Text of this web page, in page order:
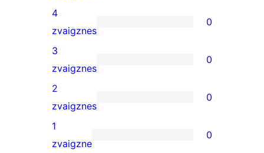
5-
star
reviews
0
4-
star
reviews
4
zvaigznes
0
0
3-
star
reviews
3
zvaigznes
0
0
2-
star
2
zvaigznes
0
0
1
zvaigzne
0